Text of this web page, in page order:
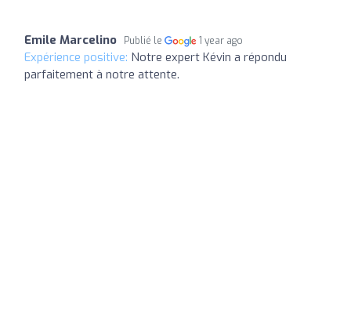
Emile Marcelino Publié le 1 year ago
Expérience positive: Notre expert Kévin a répondu
parfaitement à notre attente.